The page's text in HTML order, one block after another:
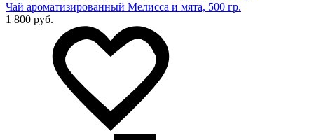
Чай ароматизированный Мелисса и мята, 500 гр.
1 800 руб.